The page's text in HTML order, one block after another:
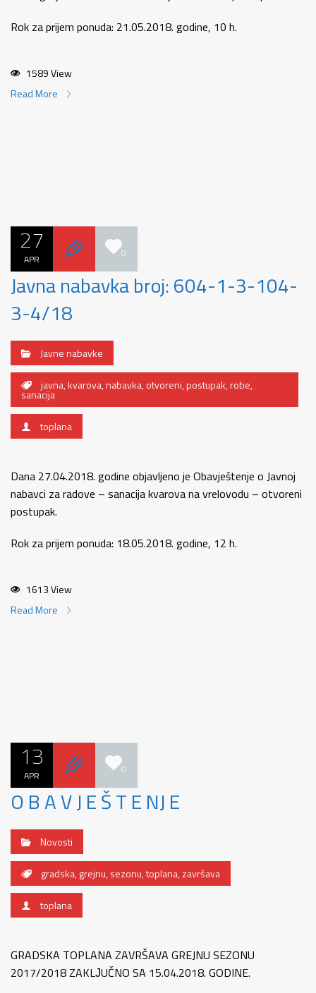
Rok za prijem ponuda: 21.05.2018. godine, 10 h.
1589 View
Read More
27
APR 0
Javna nabavka broj: 604-1-3-104-
3-4/18
Javne nabavke
javna,kvarova,nabavka,otvoreni,postupak,robe,
sanacija
toplana
Dana 27.04.2018. godine objavljeno je Obavještenje o Javnoj
nabavci za radove – sanacija kvarova na vrelovodu – otvoreni
postupak.
Rok za prijem ponuda: 18.05.2018. godine, 12 h.
1613 View
Read More
13
APR 0
O B A V J E Š T E NJ E
Novosti
gradska,grejnu,sezonu,toplana,završava
toplana
GRADSKA TOPLANA ZAVRŠAVA GREJNU SEZONU
2017/2018 ZAKLЈUČNO SA 15.04.2018. GODINE.